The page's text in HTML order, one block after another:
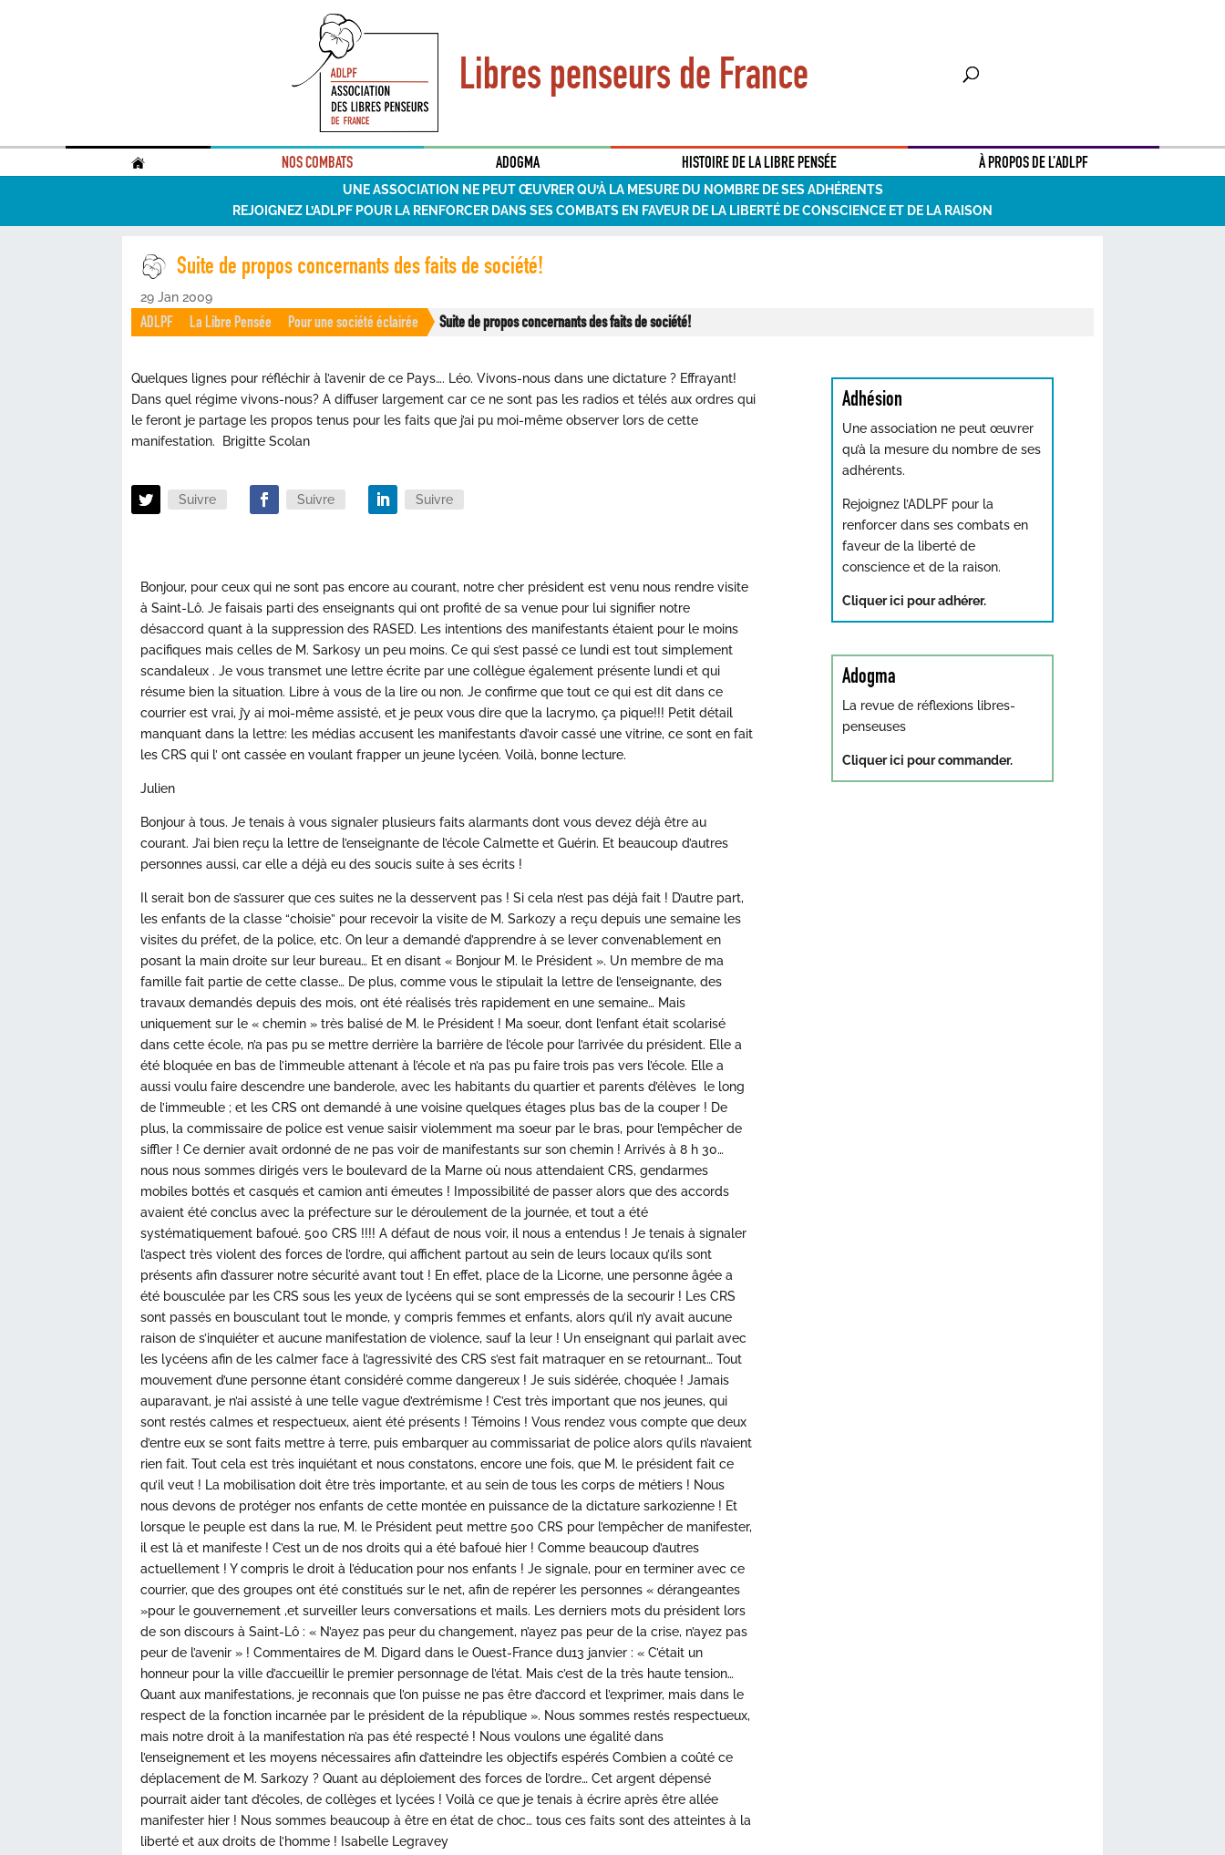
Libres penseurs de France
. NOS COMBATS ADOGMA HISTOIRE DE LA LIBRE PENSÉE À PROPOS DE L’ADLPF
UNE ASSOCIATION NE PEUT ŒUVRER QU’À LA MESURE DU NOMBRE DE SES ADHÉRENTS
REJOIGNEZ L’ADLPF POUR LA RENFORCER DANS SES COMBATS EN FAVEUR DE LA LIBERTÉ DE CONSCIENCE ET DE LA RAISON
Suite de propos concernants des faits de société!
29 Jan 2009
ADLPF La Libre Pensée Pour une société éclairée Suite de propos concernants des faits de société!
Quelques lignes pour réfléchir à l’avenir de ce Pays…. Léo. Vivons-nous dans une dictature ? Effrayant!
Dans quel régime vivons-nous? A diffuser largement car ce ne sont pas les radios et télés aux ordres qui
le feront je partage les propos tenus pour les faits que j’ai pu moi-même observer lors de cette
manifestation. Brigitte Scolan
Suivre Suivre Suivre
Bonjour, pour ceux qui ne sont pas encore au courant, notre cher président est venu nous rendre visite
à Saint-Lô. Je faisais parti des enseignants qui ont profité de sa venue pour lui signifier notre
désaccord quant à la suppression des RASED. Les intentions des manifestants étaient pour le moins
pacifiques mais celles de M. Sarkosy un peu moins. Ce qui s’est passé ce lundi est tout simplement
scandaleux . Je vous transmet une lettre écrite par une collègue également présente lundi et qui
résume bien la situation. Libre à vous de la lire ou non. Je confirme que tout ce qui est dit dans ce
courrier est vrai, j’y ai moi-même assisté, et je peux vous dire que la lacrymo, ça pique!!! Petit détail
manquant dans la lettre: les médias accusent les manifestants d’avoir cassé une vitrine, ce sont en fait
les CRS qui l’ ont cassée en voulant frapper un jeune lycéen. Voilà, bonne lecture.
Julien
Bonjour à tous. Je tenais à vous signaler plusieurs faits alarmants dont vous devez déjà être au
courant. J’ai bien reçu la lettre de l’enseignante de l’école Calmette et Guérin. Et beaucoup d’autres
personnes aussi, car elle a déjà eu des soucis suite à ses écrits !
Il serait bon de s’assurer que ces suites ne la desservent pas ! Si cela n’est pas déjà fait ! D’autre part,
les enfants de la classe “choisie” pour recevoir la visite de M. Sarkozy a reçu depuis une semaine les
visites du préfet, de la police, etc. On leur a demandé d’apprendre à se lever convenablement en
posant la main droite sur leur bureau… Et en disant « Bonjour M. le Président ». Un membre de ma
famille fait partie de cette classe… De plus, comme vous le stipulait la lettre de l’enseignante, des
travaux demandés depuis des mois, ont été réalisés très rapidement en une semaine… Mais
uniquement sur le « chemin » très balisé de M. le Président ! Ma soeur, dont l’enfant était scolarisé
dans cette école, n’a pas pu se mettre derrière la barrière de l’école pour l’arrivée du président. Elle a
été bloquée en bas de l’immeuble attenant à l’école et n’a pas pu faire trois pas vers l’école. Elle a
aussi voulu faire descendre une banderole, avec les habitants du quartier et parents d’élèves le long
de l’immeuble ; et les CRS ont demandé à une voisine quelques étages plus bas de la couper ! De
plus, la commissaire de police est venue saisir violemment ma soeur par le bras, pour l’empêcher de
siffler ! Ce dernier avait ordonné de ne pas voir de manifestants sur son chemin ! Arrivés à 8 h 30…
nous nous sommes dirigés vers le boulevard de la Marne où nous attendaient CRS, gendarmes
mobiles bottés et casqués et camion anti émeutes ! Impossibilité de passer alors que des accords
avaient été conclus avec la préfecture sur le déroulement de la journée, et tout a été
systématiquement bafoué. 500 CRS !!!! A défaut de nous voir, il nous a entendus ! Je tenais à signaler
l’aspect très violent des forces de l’ordre, qui affichent partout au sein de leurs locaux qu’ils sont
présents afin d’assurer notre sécurité avant tout ! En effet, place de la Licorne, une personne âgée a
été bousculée par les CRS sous les yeux de lycéens qui se sont empressés de la secourir ! Les CRS
sont passés en bousculant tout le monde, y compris femmes et enfants, alors qu’il n’y avait aucune
raison de s’inquiéter et aucune manifestation de violence, sauf la leur ! Un enseignant qui parlait avec
les lycéens afin de les calmer face à l’agressivité des CRS s’est fait matraquer en se retournant… Tout
mouvement d’une personne étant considéré comme dangereux ! Je suis sidérée, choquée ! Jamais
auparavant, je n’ai assisté à une telle vague d’extrémisme ! C’est très important que nos jeunes, qui
sont restés calmes et respectueux, aient été présents ! Témoins ! Vous rendez vous compte que deux
d’entre eux se sont faits mettre à terre, puis embarquer au commissariat de police alors qu’ils n’avaient
rien fait. Tout cela est très inquiétant et nous constatons, encore une fois, que M. le président fait ce
qu’il veut ! La mobilisation doit être très importante, et au sein de tous les corps de métiers ! Nous
nous devons de protéger nos enfants de cette montée en puissance de la dictature sarkozienne ! Et
lorsque le peuple est dans la rue, M. le Président peut mettre 500 CRS pour l’empêcher de manifester,
il est là et manifeste ! C’est un de nos droits qui a été bafoué hier ! Comme beaucoup d’autres
actuellement ! Y compris le droit à l’éducation pour nos enfants ! Je signale, pour en terminer avec ce
courrier, que des groupes ont été constitués sur le net, afin de repérer les personnes « dérangeantes
»pour le gouvernement ,et surveiller leurs conversations et mails. Les derniers mots du président lors
de son discours à Saint-Lô : « N’ayez pas peur du changement, n’ayez pas peur de la crise, n’ayez pas
peur de l’avenir » ! Commentaires de M. Digard dans le Ouest-France du13 janvier : « C’était un
honneur pour la ville d’accueillir le premier personnage de l’état. Mais c’est de la très haute tension…
Quant aux manifestations, je reconnais que l’on puisse ne pas être d’accord et l’exprimer, mais dans le
respect de la fonction incarnée par le président de la république ». Nous sommes restés respectueux,
mais notre droit à la manifestation n’a pas été respecté ! Nous voulons une égalité dans
l’enseignement et les moyens nécessaires afin d’atteindre les objectifs espérés Combien a coûté ce
déplacement de M. Sarkozy ? Quant au déploiement des forces de l’ordre… Cet argent dépensé
pourrait aider tant d’écoles, de collèges et lycées ! Voilà ce que je tenais à écrire après être allée
manifester hier ! Nous sommes beaucoup à être en état de choc… tous ces faits sont des atteintes à la
liberté et aux droits de l’homme ! Isabelle Legravey
Adhésion
Une association ne peut œuvrer
qu’à la mesure du nombre de ses
adhérents.
Rejoignez l’ADLPF pour la
renforcer dans ses combats en
faveur de la liberté de
conscience et de la raison.
Cliquer ici pour adhérer.
Adogma
La revue de réflexions libres-
penseuses
Cliquer ici pour commander.